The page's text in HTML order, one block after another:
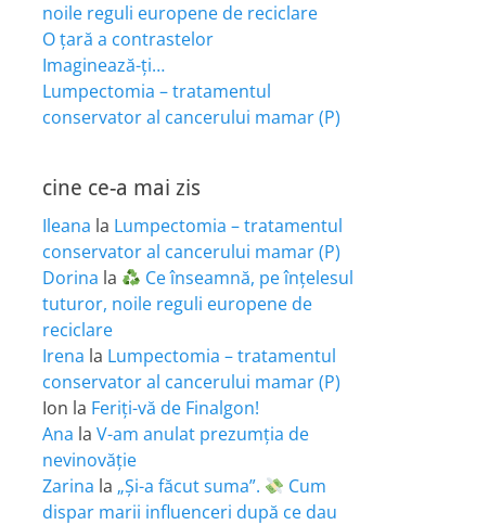
noile reguli europene de reciclare
O țară a contrastelor
Imaginează-ți…
Lumpectomia – tratamentul
conservator al cancerului mamar (P)
cine ce-a mai zis
Ileana la Lumpectomia – tratamentul
conservator al cancerului mamar (P)
Dorina la
Ce înseamnă, pe înțelesul
tuturor, noile reguli europene de
reciclare
Irena la Lumpectomia – tratamentul
conservator al cancerului mamar (P)
Ion la Feriţi-vă de Finalgon!
Ana la V-am anulat prezumția de
nevinovăție
Zarina la „Și-a făcut suma”.
Cum
dispar marii influenceri după ce dau